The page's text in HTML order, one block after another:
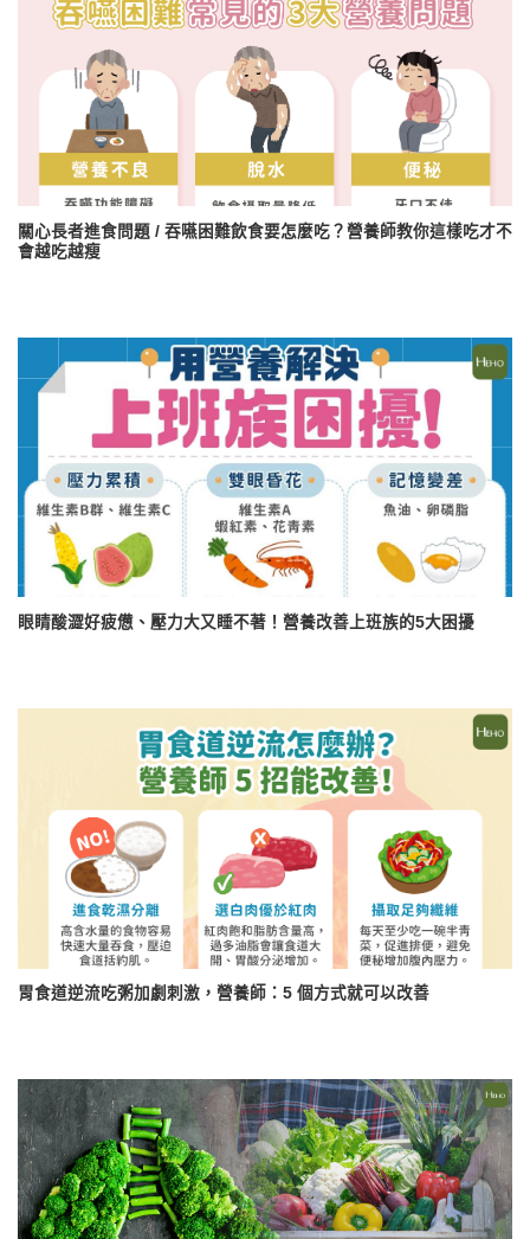
關心長者進食問題 / 吞嚥困難飲食要怎麼吃？營養師教你這樣吃才不
會越吃越瘦
眼睛酸澀好疲憊、壓力大又睡不著！營養改善上班族的5大困擾
胃食道逆流吃粥加劇刺激，營養師：5 個方式就可以改善